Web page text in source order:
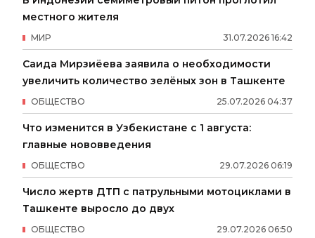
местного жителя
31.07.2026 16:42
МИР
Саида Мирзиёева заявила о необходимости
увеличить количество зелёных зон в Ташкенте
25.07.2026 04:37
ОБЩЕСТВО
Что изменится в Узбекистане с 1 августа:
главные нововведения
29.07.2026 06:19
ОБЩЕСТВО
Число жертв ДТП с патрульными мотоциклами в
Ташкенте выросло до двух
29.07.2026 06:50
ОБЩЕСТВО